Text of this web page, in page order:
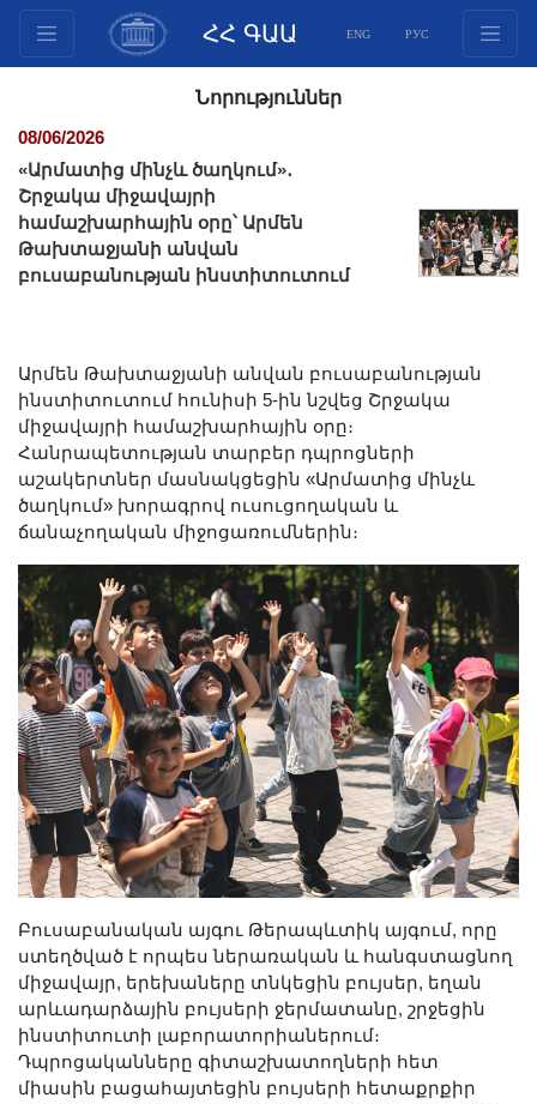
ՀՀ ԳԱԱ ENG РУС
Փաստաթղթեր
Ինովացիոն առաջարկներ
Հրատարակություններ
Մրցույթներ
Միջազգային
համագործակցություն
Երիտասարդական
ծրագրեր
Տեսադարան
Վեբ ռեսուրսներ
Այլ ակադեմիաներ
«Գիտություն» թերթ
«Գիտության աշխարհում»
հանդես
Հրապարակումներ
մամուլում
Ազդեր
Համալսարաններ
Նորություններ
Գիտական արդյունքներ
Սփյուռքի գիտնականները
Երիտասարդ գիտնականի
Նորություններ
08/06/2026
«Արմատից մինչև ծաղկում»․
Շրջակա միջավայրի
համաշխարհային օրը՝ Արմեն
Թախտաջյանի անվան
բուսաբանության ինստիտուտում
Արմեն Թախտաջյանի անվան բուսաբանության
ինստիտուտում հունիսի 5-ին նշվեց Շրջակա
միջավայրի համաշխարհային օրը։
Հանրապետության տարբեր դպրոցների
աշակերտներ մասնակցեցին «Արմատից մինչև
ծաղկում» խորագրով ուսուցողական և
ճանաչողական միջոցառումներին։
Բուսաբանական այգու Թերապևտիկ այգում, որը
ստեղծված է որպես ներառական և հանգստացնող
միջավայր, երեխաները տնկեցին բույսեր, եղան
արևադարձային բույսերի ջերմատանը, շրջեցին
ինստիտուտի լաբորատորիաներում։
Դպրոցականները գիտաշխատողների հետ
միասին բացահայտեցին բույսերի հետաքրքիր